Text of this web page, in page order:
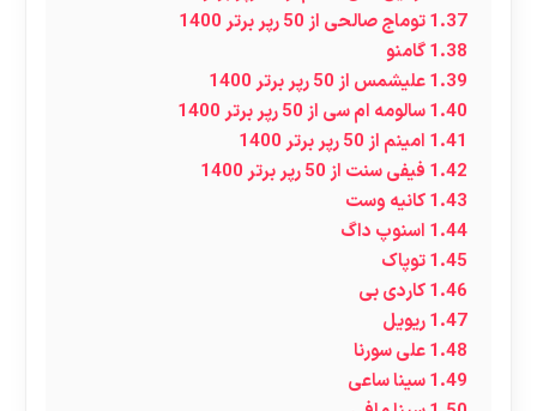
1.37توماج صالحی از 50 رپر برتر 1400
1.38گامنو
1.39علیشمس از 50 رپر برتر 1400
1.40سالومه ام سی از 50 رپر برتر 1400
1.41 امینم از 50 رپر برتر 1400
1.42 فیفی سنت از 50 رپر برتر 1400
1.43کانیه وست
1.44 اسنوپ داگ
1.45توپاک
1.46کاردی بی
1.47ریویل
1.48علی سورنا
1.49سینا ساعی